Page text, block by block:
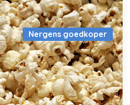
Nergens goedkoper